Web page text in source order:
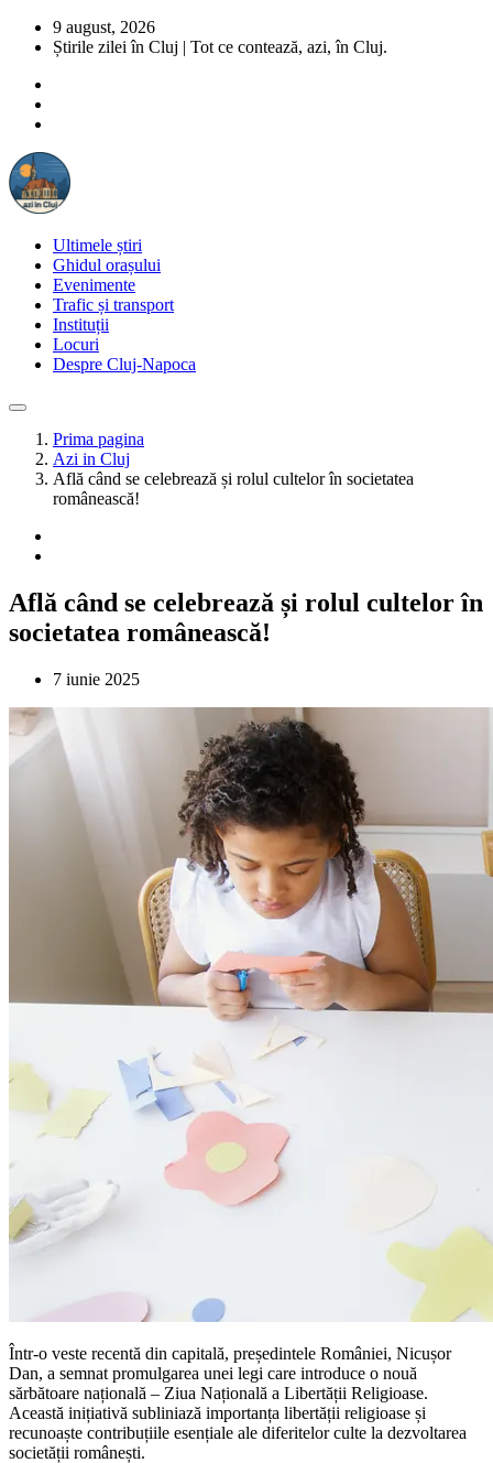
9 august, 2026
Știrile zilei în Cluj | Tot ce contează, azi, în Cluj.
Ultimele știri
Ghidul orașului
Evenimente
Trafic și transport
Instituții
Locuri
Despre Cluj-Napoca
Prima pagina
Azi in Cluj
Află când se celebrează și rolul cultelor în societatea
românească!
Află când se celebrează și rolul cultelor în
societatea românească!
7 iunie 2025
Într-o veste recentă din capitală, președintele României, Nicușor
Dan, a semnat promulgarea unei legi care introduce o nouă
sărbătoare națională – Ziua Națională a Libertății Religioase.
Această inițiativă subliniază importanța libertății religioase și
recunoaște contribuțiile esențiale ale diferitelor culte la dezvoltarea
societății românești.